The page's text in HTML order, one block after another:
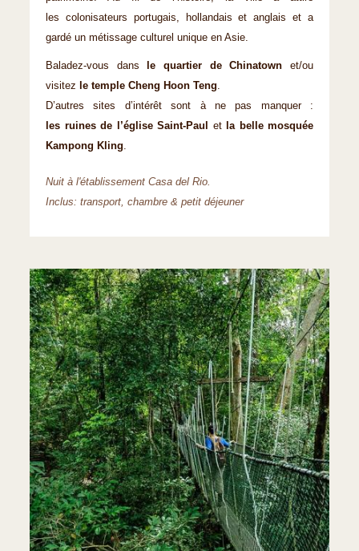
les colonisateurs portugais, hollandais et anglais et a
gardé un métissage culturel unique en Asie.
Baladez-vous dans le quartier de Chinatown et/ou
visitez
le temple Cheng Hoon Teng.
D’autres sites d’intérêt sont à ne pas manquer :
les ruines de l’église Saint-Paul
et
la belle mosquée
Kampong Kling.
Nuit à l'établissement Casa del Rio.
Inclus: transport, chambre & petit déjeuner